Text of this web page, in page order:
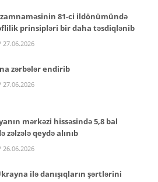
81-ci ildönümündə
prinsipləri bir daha təsdiqlənib
27.06.2026
zərbələr endirib
27.06.2026
mərkəzi hissəsində 5,8 bal
zəlzələ qeydə alınıb
26.06.2026
ilə danışıqların şərtlərini